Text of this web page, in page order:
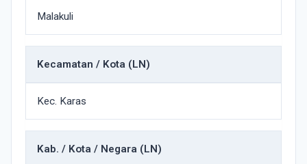
Malakuli
Kecamatan / Kota (LN)
Kec. Karas
Kab. / Kota / Negara (LN)